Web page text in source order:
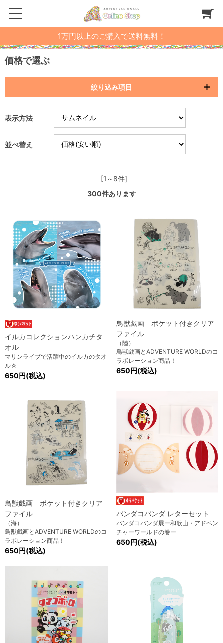
1万円以上のご購入で送料無料！
価格で選ぶ
絞り込み項目
表示方法
並べ替え
[1～8件]
300件あります
イルカコレクションハンカチタ
オル
マリンライブで活躍中のイルカのタオ
ル☆
650円(税込)
鳥獣戯画 ポケット付きクリア
ファイル
（陸）
鳥獣戯画とADVENTURE WORLDのコ
ラボレーション商品！
650円(税込)
鳥獣戯画 ポケット付きクリア
ファイル
（海）
鳥獣戯画とADVENTURE WORLDのコ
ラボレーション商品！
650円(税込)
パンダコパンダ レターセット
パンダコパンダ展ー和歌山・アドベン
チャーワールドの巻ー
650円(税込)